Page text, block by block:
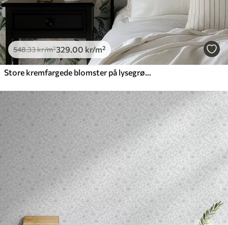
548.33kr/m²329.00 kr/m²
Store kremfargede blomster på lysegrønn bakgrunn